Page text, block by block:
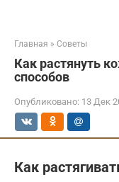
Главная » Советы
Как растянуть
способов
Опубликовано: 13 Дек
Как